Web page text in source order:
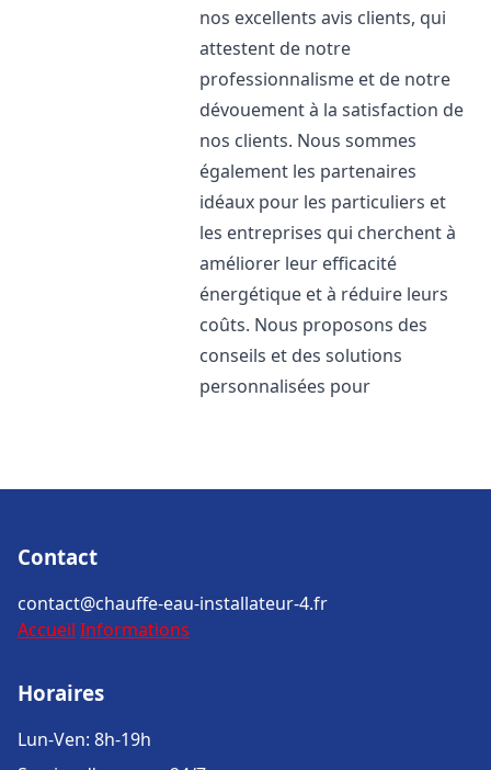
nos excellents avis clients, qui
attestent de notre
professionnalisme et de notre
dévouement à la satisfaction de
nos clients. Nous sommes
également les partenaires
idéaux pour les particuliers et
les entreprises qui cherchent à
améliorer leur efficacité
énergétique et à réduire leurs
coûts. Nous proposons des
conseils et des solutions
personnalisées pour
Contact
contact@chauffe-eau-installateur-4.fr
Accueil Informations
Horaires
Lun-Ven: 8h-19h